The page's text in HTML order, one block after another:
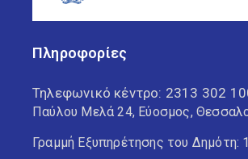
Πληροφορίες
Τηλεφωνικό κέντρο: 2313 302
Παύλου Μελά 24, Εύοσμος,
Γραμμή Εξυπηρέτησης του Δημότη: